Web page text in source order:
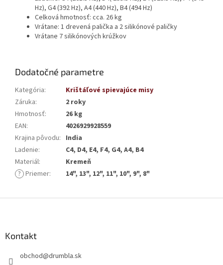
Hz), G4 (392 Hz), A4 (440 Hz), B4 (494 Hz)
Celková hmotnosť: cca. 26 kg
Vrátane: 1 drevená palička a 2 silikónové paličky
Vrátane 7 silikónových krúžkov
Dodatočné parametre
Kategória:
Krištáľové spievajúce misy
Záruka:
2 roky
Hmotnosť:
26 kg
EAN:
4026929928559
Krajina pôvodu: India
Ladenie:
C4, D4, E4, F4, G4, A4, B4
Materiál:
Kremeň
? Priemer: 14", 13", 12", 11", 10", 9", 8"
Kontakt
obchod@drumbla.sk